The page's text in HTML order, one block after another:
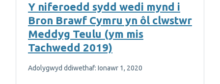
Y niferoedd sydd wedi mynd i
Bron Brawf Cymru yn ôl clwstwr
Meddyg Teulu (ym mis
Tachwedd 2019)
Adolygwyd ddiwethaf: Ionawr 1, 2020